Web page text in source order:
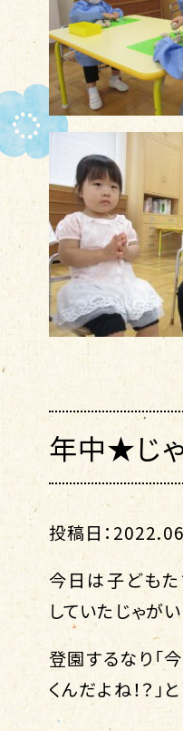
年中★じ
投稿日：
今日は子どもた
していたじゃが
登園するなり「
くんだよね！？」